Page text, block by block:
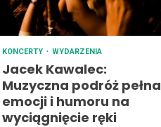
KONCERTY WYDARZENIA
Jacek Kawalec:
Muzyczna podróż pełna
emocji i humoru na
wyciągnięcie ręki